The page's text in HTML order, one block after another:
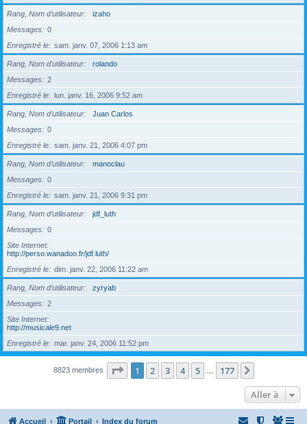
Rang, Nom d’utilisateur
izaho
Messages
0
Enregistré le
sam. janv. 07, 2006 1:13 am
Rang, Nom d’utilisateur
rolando
Messages
2
Enregistré le
lun. janv. 16, 2006 9:52 am
Rang, Nom d’utilisateur
Juan Carlos
Messages
0
Enregistré le
sam. janv. 21, 2006 4:07 pm
Rang, Nom d’utilisateur
manoclau
Messages
0
Enregistré le
sam. janv. 21, 2006 9:31 pm
Rang, Nom d’utilisateur
jdf_luth
Messages
0
Site Internet
http://perso.wanadoo.fr/jdf.luth/
Enregistré le
dim. janv. 22, 2006 11:22 am
Rang, Nom d’utilisateur
zyryab
Messages
2
Site Internet
http://musicale9.net
Enregistré le
mar. janv. 24, 2006 11:52 pm
8823 membres Page 1sur177
1 2 3 4 5 177
Aller à
Accueil Portail Index du forum